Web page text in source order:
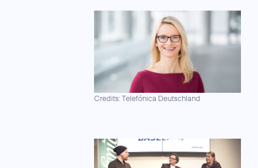
Credits: Telefónica Deutschland